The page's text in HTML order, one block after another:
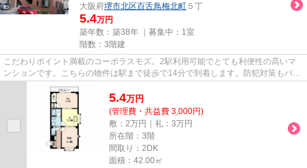
大阪府堺市北区百舌鳥梅北町 ５丁
5.4万円
築年数：築38年 ｜募集中： 1室
階数：3階建
こだわりポイント満載のコーポラスモズ。2駅利用可能でとても利便性の高いマ
ンションです。こちらの物件は駅まで徒歩で14分で到着します。防犯対策もバッ
チリなマンションタイプの物件...
5.4万円
(管理費・共益費 3,000円)
敷：2万円｜礼：3万円
所在階：3階
間取り：2DK
面積：42.00㎡